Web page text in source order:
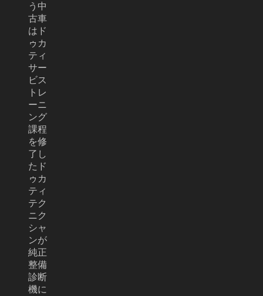
う中
古車
はド
ゥカ
ティ
サー
ビス
トレ
ーニ
ング
課程
を修
了し
たド
ゥカ
ティ
テク
ニク
シャ
ンが
純正
整備
診断
機に